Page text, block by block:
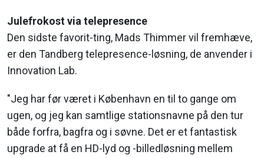
Julefrokost via telepresence
Den sidste favorit-ting, Mads Thimmer vil fremhæve,
er den Tandberg telepresence-løsning, de anvender i
Innovation Lab.
"Jeg har før været i København en til to gange om
ugen, og jeg kan samtlige stationsnavne på den tur
både forfra, bagfra og i søvne. Det er et fantastisk
upgrade at få en HD-lyd og -billedløsning mellem